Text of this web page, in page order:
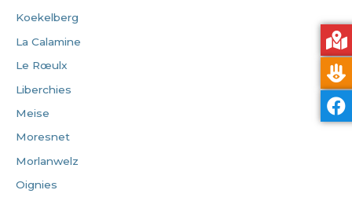
Koekelberg
La Calamine
Le Rœulx
Liberchies
Meise
Moresnet
Morlanwelz
Oignies